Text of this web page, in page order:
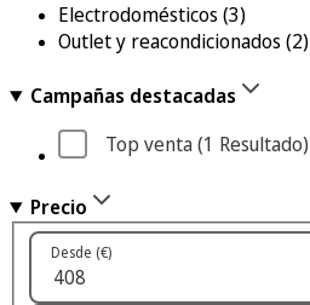
Electrodomésticos (3)
Outlet y reacondicionados (2)
Campañas destacadas
Top venta (1 Resultado)
Precio
Desde (€)